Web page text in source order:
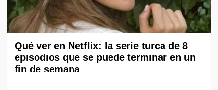
Qué ver en Netflix: la serie turca de 8
episodios que se puede terminar en un
fin de semana